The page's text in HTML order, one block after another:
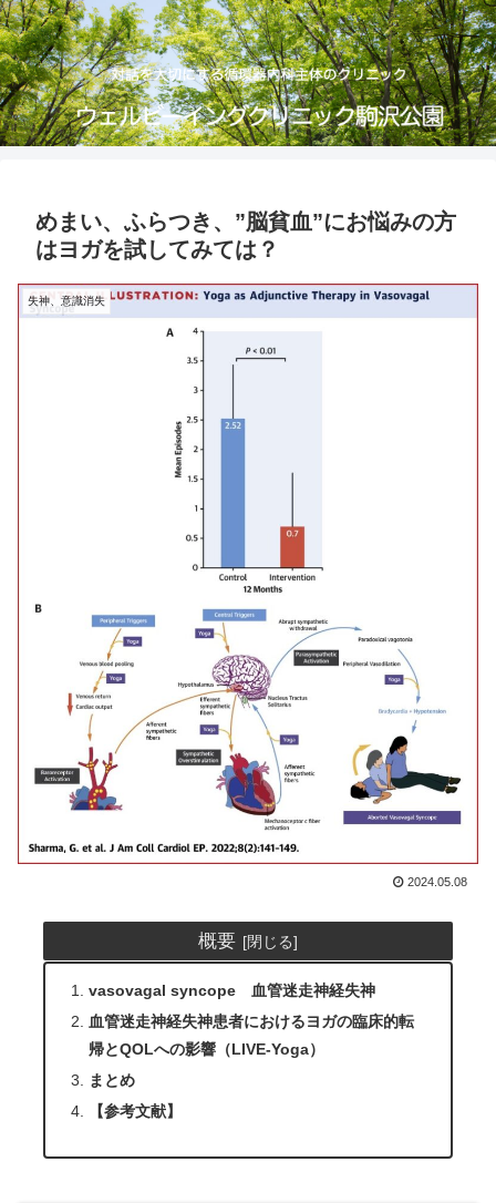
めまい、ふらつき、”脳貧血”にお悩みの方
はヨガを試してみては？
失神、意識消失
2024.05.08
概要
vasovagal syncope 血管迷走神経失神
血管迷走神経失神患者におけるヨガの臨床的転
帰とQOLへの影響（LIVE-Yoga）
まとめ
【参考文献】